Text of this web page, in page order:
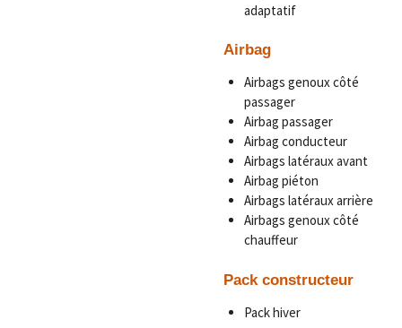
adaptatif
Airbag
Airbags genoux côté
passager
Airbag passager
Airbag conducteur
Airbags latéraux avant
Airbag piéton
Airbags latéraux arrière
Airbags genoux côté
chauffeur
Pack constructeur
Pack hiver